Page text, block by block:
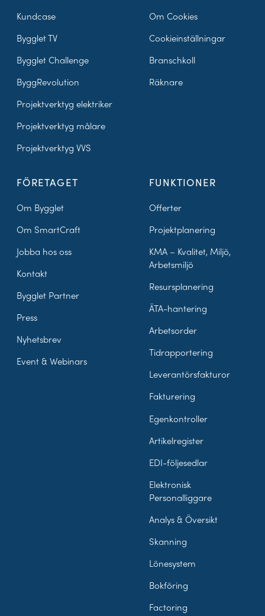
Kundcase
Bygglet TV
Bygglet Challenge
ByggRevolution
Projektverktyg elektriker
Projektverktyg målare
Projektverktyg VVS
Om Cookies
Cookieinställningar
Branschkoll
Räknare
FÖRETAGET
Om Bygglet
Om SmartCraft
Jobba hos oss
Kontakt
Bygglet Partner
Press
Nyhetsbrev
Event & Webinars
FUNKTIONER
Offerter
Projektplanering
KMA – Kvalitet, Miljö,
Arbetsmiljö
Resursplanering
ÄTA-hantering
Arbetsorder
Tidrapportering
Leverantörsfakturor
Fakturering
Egenkontroller
Artikelregister
EDI-följesedlar
Elektronisk
Personalliggare
Analys & Översikt
Skanning
Lönesystem
Bokföring
Factoring